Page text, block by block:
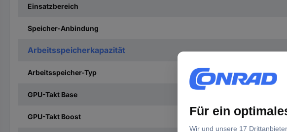
Einsatzbereich
Speicher-Anbindung
Arbeitsspeicherkapazität
Arbeitsspeicher-Typ
GPU-Takt Base
GPU-Takt Boost